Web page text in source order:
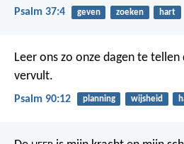
Psalm 37:4 geven zoeken hart
Leer ons zo onze dagen te tellen
vervult.
Psalm 90:12 planning wijsheid